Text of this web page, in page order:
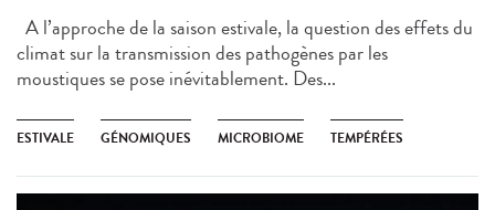
A l’approche de la saison estivale, la question des effets du
climat sur la transmission des pathogènes par les
moustiques se pose inévitablement. Des...
ESTIVALE GÉNOMIQUES MICROBIOME TEMPÉRÉES